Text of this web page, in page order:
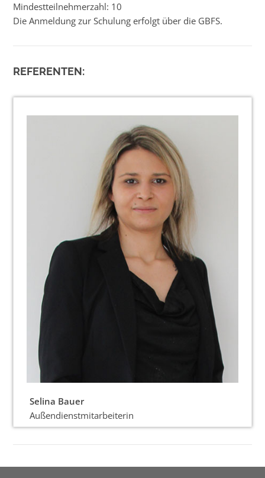
Mindestteilnehmerzahl: 10
Die Anmeldung zur Schulung erfolgt über die GBFS.
REFERENTEN:
Selina Bauer
Außendienstmitarbeiterin